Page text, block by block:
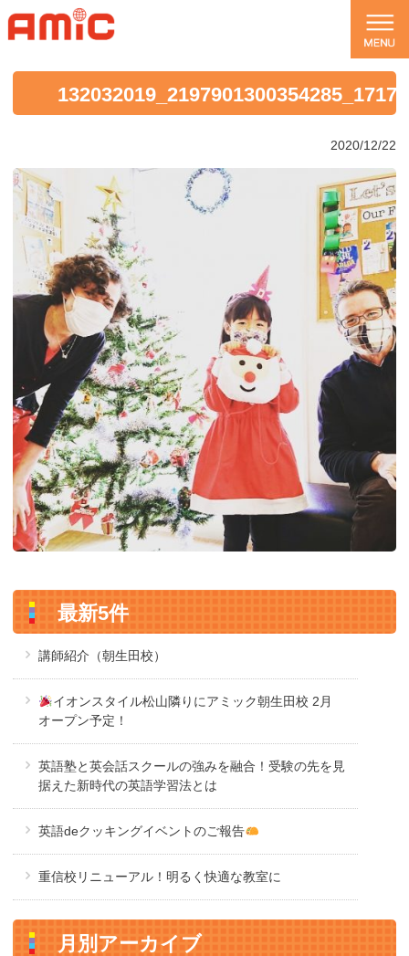
2020/12/22
最新5件
講師紹介（朝生田校）
イオンスタイル松山隣りにアミック朝生田校 2月
オープン予定！
英語塾と英会話スクールの強みを融合！受験の先を見
据えた新時代の英語学習法とは
英語deクッキングイベントのご報告
重信校リニューアル！明るく快適な教室に
月別アーカイブ